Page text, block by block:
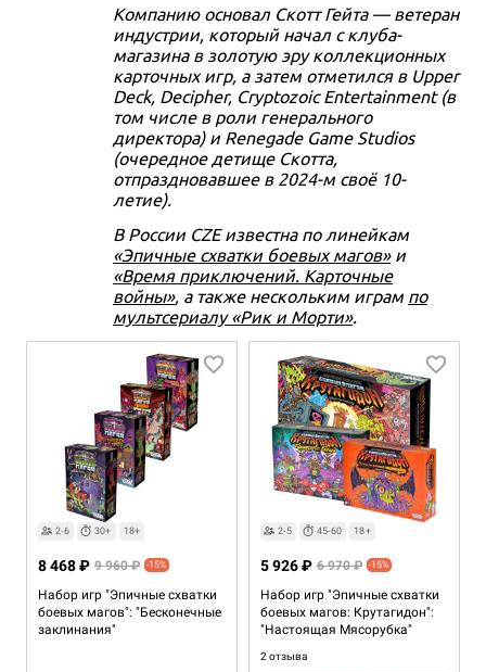
Компанию основал Скотт Гейта — ветеран
индустрии, который начал с клуба-
магазина в золотую эру коллекционных
карточных игр, а затем отметился в Upper
Deck, Decipher, Cryptozoic Entertainment (в
том числе в роли генерального
директора) и Renegade Game Studios
(очередное детище Скотта,
отпраздновавшее в 2024-м своё 10-
летие).
В России CZE известна по линейкам
«Эпичные схватки боевых магов»и
«Время приключений. Карточные
войны», а также нескольким играм по
мультсериалу «Рик и Морти».
2-6 30+ 18+
Набор игр "Эпичные схватки
боевых магов": "Бесконечные
заклинания"
8 468 ₽ 9 960 ₽ -15%
2-5 45-60 18+
Набор игр "Эпичные схватки
боевых магов: Крутагидон":
"Настоящая Мясорубка"
2 отзыва
5 926 ₽ 6 970 ₽ -15%